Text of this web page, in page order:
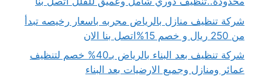
شركة تنظيف منازل بالرياض مجربه باسعار رخيصه تبدأ
من 250 ريال و خصم 15%اتصل بنا الان
شركة تنظيف بعد البناء بالرياض بـ40% خصم لتنظيف
عمائر ومنازل وجميع الارضيات بعد البناء